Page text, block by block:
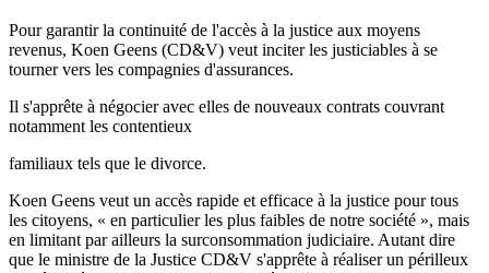
Pour garantir la continuité de l'accès à la justice aux moyens
revenus, Koen Geens (CD&V) veut inciter les justiciables à se
tourner vers les compagnies d'assurances.
Il s'apprête à négocier avec elles de nouveaux contrats couvrant
notamment les contentieux
familiaux tels que le divorce.
Koen Geens veut un accès rapide et efficace à la justice pour tous
les citoyens, « en particulier les plus faibles de notre société », mais
en limitant par ailleurs la surconsommation judiciaire. Autant dire
que le ministre de la Justice CD&V s'apprête à réaliser un périlleux